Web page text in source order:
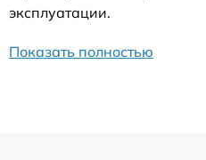
эксплуатации.
Показать полностью